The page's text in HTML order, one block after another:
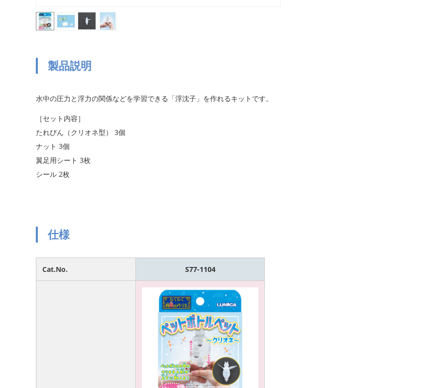
製品説明
水中の圧力と浮力の関係などを学習できる「浮沈子」を作れるキットです。
［セット内容］
たれびん（クリオネ型） 3個
ナット 3個
翼足用シート 3枚
シール 2枚
仕様
Cat.No. S77-1104